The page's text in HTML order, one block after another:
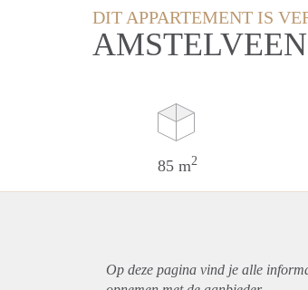
DIT APPARTEMENT IS
85 m2
Op deze pagina vind je alle